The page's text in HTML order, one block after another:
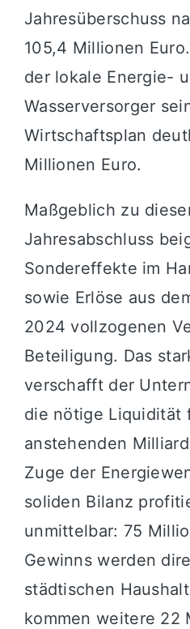
Jahresüberschuss
105,4 Millionen
der lokale Energie-
Wasserversorger
Wirtschaftsplan
Millionen Euro.
Maßgeblich zu
Jahresabschluss
Sondereffekte im
sowie Erlöse aus
2024 vollzogenen
Beteiligung. Das
verschafft der
die nötige Liquidität
anstehenden
Zuge der
soliden Bilanz
unmittelbar: 75
Gewinns werden
städtischen
kommen weitere 22